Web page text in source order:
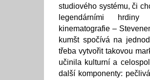
studiového systému, či
legendárními hrdiny
kinematografie –
kumšt spočívá na
třeba vytvořit takovou
učinila kulturní a
další komponenty: